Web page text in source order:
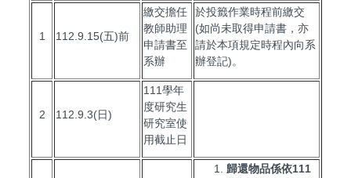
1 112.9.15(五)前
繳交擔任
教師助理
申請書至
系辦
於投籤作業時程前繳交
(如尚未取得申請書，亦
請於本項規定時程內向系
辦登記)。
2 112.9.3(日)
111學年
度研究生
研究室使
用截止日
歸還物品係依111